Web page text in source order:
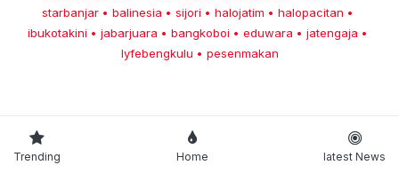
starbanjar • balinesia • sijori • halojatim • halopacitan •
ibukotakini • jabarjuara • bangkoboi • eduwara • jatengaja •
lyfebengkulu • pesenmakan
Trending Home latest News